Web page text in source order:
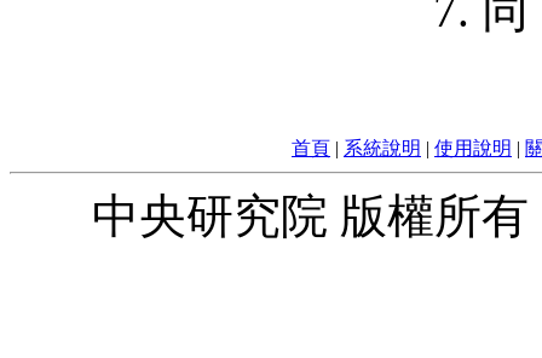
首頁 | 系統說明 | 使用說明 |
中央研究院 版權所有